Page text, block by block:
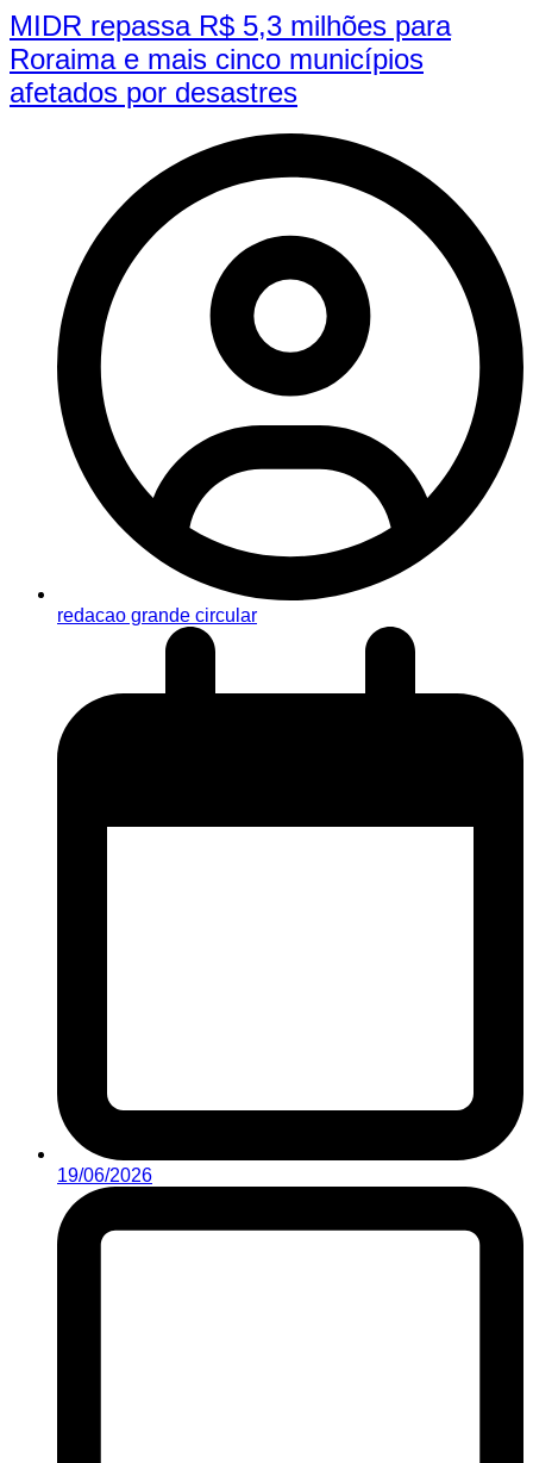
MIDR repassa R$ 5,3 milhões para
Roraima e mais cinco municípios
afetados por desastres
redacao grande circular
19/06/2026